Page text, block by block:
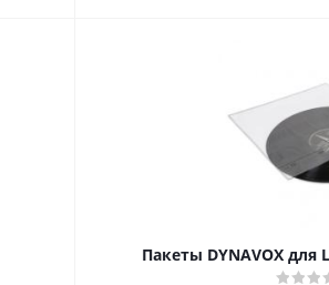
Пакеты DYNAVOX для